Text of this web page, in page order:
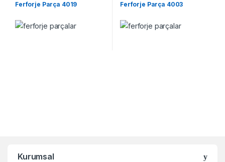
Ferforje Parça 4019 Ferforje Parça 4003
Kurumsal